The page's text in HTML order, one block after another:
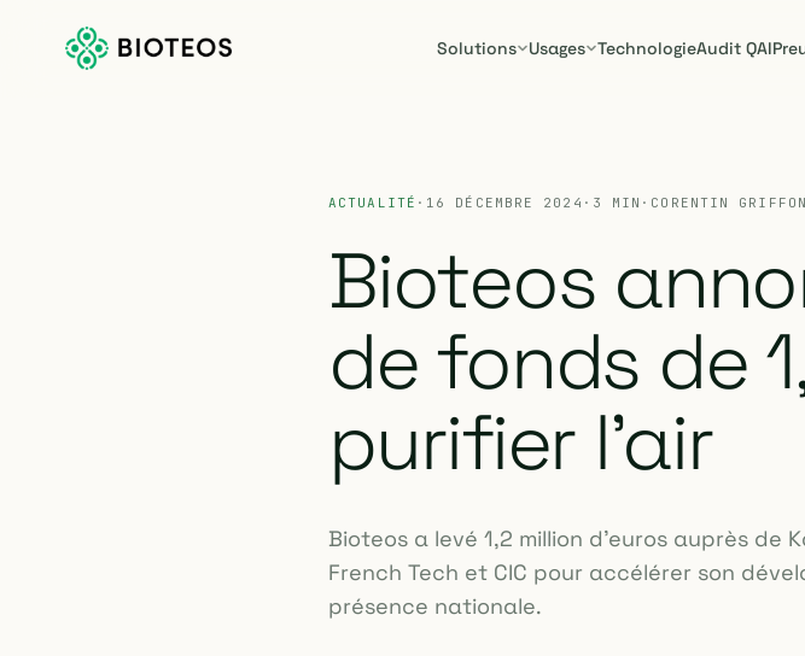
Solutions Usages TechnologieAudit QAI
ACTUALITÉ · 16 DÉCEMBRE 2024 · 3 MIN · CORENTIN GRIFFON
Bioteos
de fonds de
purifier l'air
Bioteos a levé 1,2 million d'euros auprès de
French Tech et CIC pour accélérer son
présence nationale.